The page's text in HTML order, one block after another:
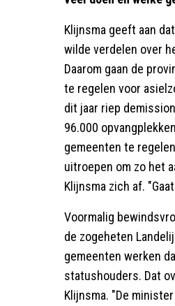
Klijnsma geeft aan
wilde verdelen over
Daarom gaan de
te regelen voor
dit jaar riep
96.000
gemeenten te
uitroepen om zo het
Klijnsma zich af.
Voormalig
de zogeheten
gemeenten werken
statushouders. Dat
Klijnsma. "De